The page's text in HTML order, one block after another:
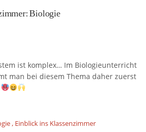
Biologie
ist komplex… Im Biologieunterricht
man bei diesem Thema daher zuerst
, Einblick ins Klassenzimmer